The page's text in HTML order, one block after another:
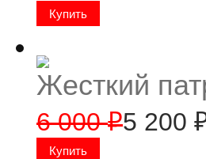
Жесткий
6 000₽5 200